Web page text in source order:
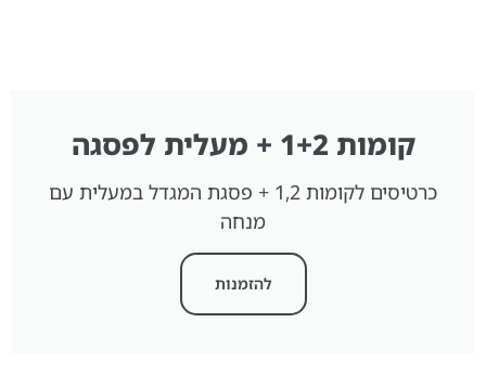
קומות 1+2 + מעלית לפסגה
כרטיסים לקומות 1,2 + פסגת המגדל במעלית עם
מנחה
להזמנות